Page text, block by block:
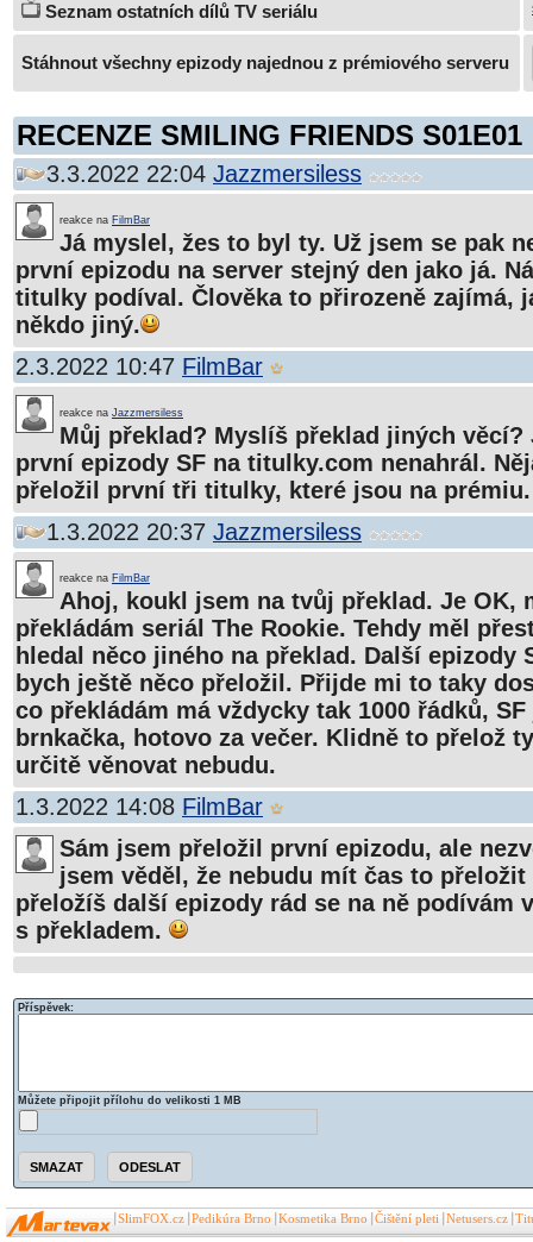
Seznam ostatních dílů TV seriálu
Stáhnout všechny epizody najednou z prémiového serveru
RECENZE SMILING FRIENDS S01E01
3.3.2022 22:04 Jazzmersiless
reakce na FilmBar
Já myslel, žes to byl ty. Už jsem se pak
první epizodu na server stejný den jako já.
titulky podíval. Člověka to přirozeně zajímá,
někdo jiný.
2.3.2022 10:47 FilmBar
reakce na Jazzmersiless
Můj překlad? Myslíš překlad jiných věcí?
první epizody SF na titulky.com nenahrál.
přeložil první tři titulky, které jsou na prémiu.
1.3.2022 20:37 Jazzmersiless
reakce na FilmBar
Ahoj, koukl jsem na tvůj překlad. Je OK,
překládám seriál The Rookie. Tehdy měl
hledal něco jiného na překlad. Další epizody
bych ještě něco přeložil. Přijde mi to taky
co překládám má vždycky tak 1000 řádků,
brnkačka, hotovo za večer. Klidně to přelož
určitě věnovat nebudu.
1.3.2022 14:08 FilmBar
Sám jsem přeložil první epizodu, ale
jsem věděl, že nebudu mít čas to
přeložíš další epizody rád se na ně podívám
s překladem.
Příspěvek:
Můžete připojit přílohu do velikosti 1 MB
SlimFOX.cz Pedikúra Brno Kosmetika Brno Čištění pleti Netusers.cz